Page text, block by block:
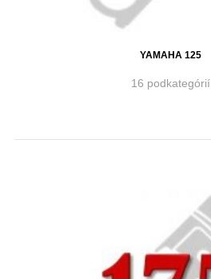
YAMAHA 125
16 podkategórií